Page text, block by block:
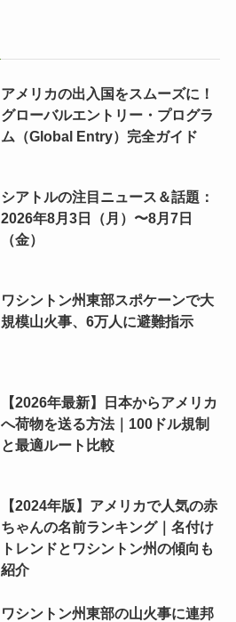
アメリカの出入国をスムーズに！
グローバルエントリー・プログラ
ム（Global Entry）完全ガイド
シアトルの注目ニュース＆話題：
2026年8月3日（月）〜8月7日
（金）
ワシントン州東部スポケーンで大
規模山火事、6万人に避難指示
【2026年最新】日本からアメリカ
へ荷物を送る方法｜100ドル規制
と最適ルート比較
【2024年版】アメリカで人気の赤
ちゃんの名前ランキング｜名付け
トレンドとワシントン州の傾向も
紹介
ワシントン州東部の山火事に連邦